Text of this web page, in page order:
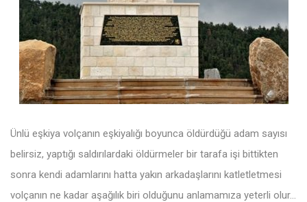
Ünlü eşkiya volçanın eşkiyalığı boyunca öldürdüğü adam sayısı
belirsiz, yaptığı saldırılardaki öldürmeler bir tarafa işi bittikten
sonra kendi adamlarını hatta yakın arkadaşlarını katletletmesi
volçanın ne kadar aşağılık biri olduğunu anlamamıza yeterli olur…